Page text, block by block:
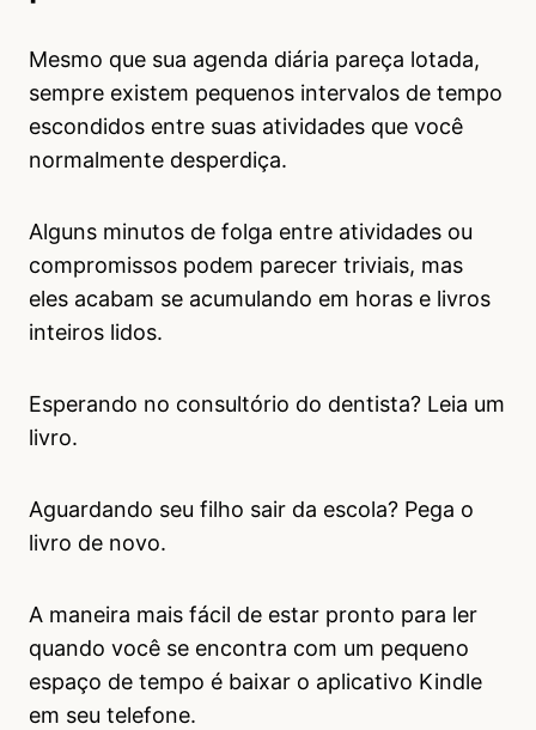
Mesmo que sua agenda diária pareça lotada,
sempre existem pequenos intervalos de tempo
escondidos entre suas atividades que você
normalmente desperdiça.
Alguns minutos de folga entre atividades ou
compromissos podem parecer triviais, mas
eles acabam se acumulando em horas e livros
inteiros lidos.
Esperando no consultório do dentista? Leia um
livro.
Aguardando seu filho sair da escola? Pega o
livro de novo.
A maneira mais fácil de estar pronto para ler
quando você se encontra com um pequeno
espaço de tempo é baixar o aplicativo Kindle
em seu telefone.